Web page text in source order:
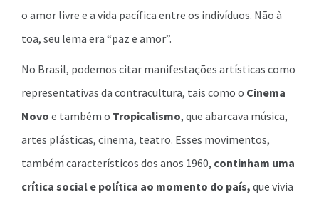
o amor livre e a vida pacífica entre os indivíduos. Não à
toa, seu lema era “paz e amor”.
No Brasil, podemos citar manifestações artísticas como
representativas da contracultura, tais como o Cinema
Novo e também o Tropicalismo, que abarcava música,
artes plásticas, cinema, teatro. Esses movimentos,
também característicos dos anos 1960, continham uma
crítica social e política ao momento do país, que vivia